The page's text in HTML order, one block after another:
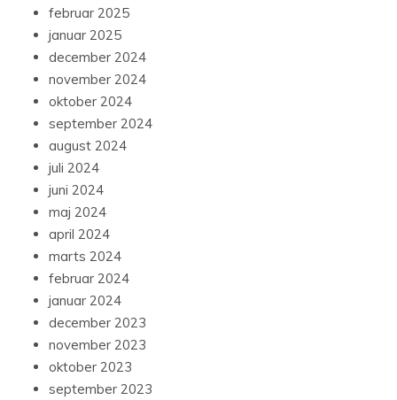
februar 2025
januar 2025
december 2024
november 2024
oktober 2024
september 2024
august 2024
juli 2024
juni 2024
maj 2024
april 2024
marts 2024
februar 2024
januar 2024
december 2023
november 2023
oktober 2023
september 2023